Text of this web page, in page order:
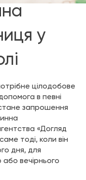
у
цілодобове
в певні
запрошення
«Догляд
тоді, коли він
дня, для
вечірнього